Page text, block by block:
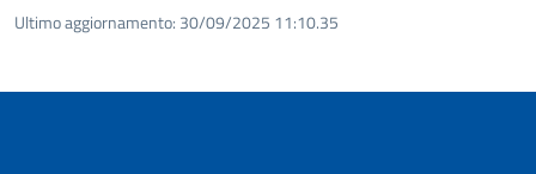
Ultimo aggiornamento: 30/09/2025 11:10.35